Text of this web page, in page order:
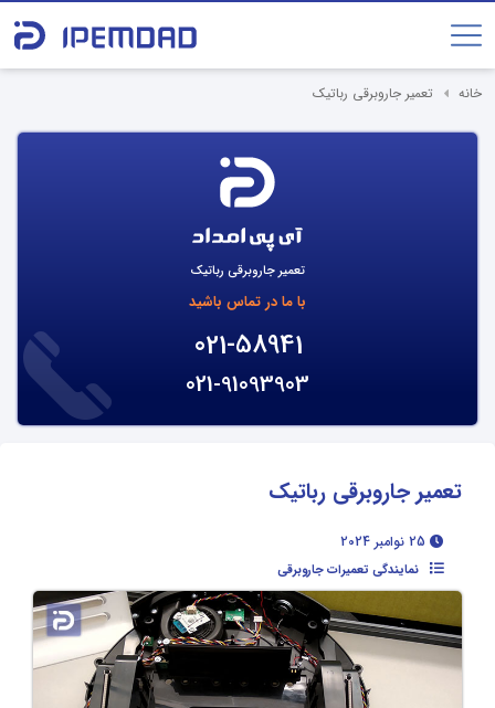
خانه تعمیر جاروبرقی رباتیک
تعمیر جاروبرقی رباتیک
با ما در تماس باشید
021-58941
021-91093903
تعمیر جاروبرقی رباتیک
نمایندگی تعمیرات جاروبرقی